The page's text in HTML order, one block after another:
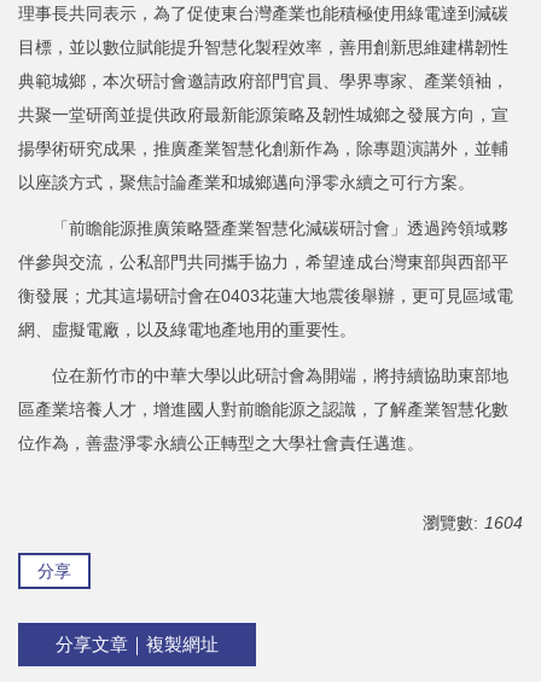
理事長共同表示，為了促使東台灣產業也能積極使用綠電達到減碳
目標，並以數位賦能提升智慧化製程效率，善用創新思維建構韌性
典範城鄉，本次研討會邀請政府部門官員、學界專家、產業領袖，
共聚一堂研啇並提供政府最新能源策略及韌性城鄉之發展方向，宣
揚學術研究成果，推廣產業智慧化創新作為，除專題演講外，並輔
以座談方式，聚焦討論產業和城鄉邁向淨零永續之可行方案。
「前瞻能源推廣策略暨產業智慧化減碳研討會」透過跨領域夥
伴參與交流，公私部門共同攜手協力，希望達成台灣東部與西部平
衡發展；尤其這場研討會在0403花蓮大地震後舉辦，更可見區域電
網、虛擬電廠，以及綠電地產地用的重要性。
位在新竹市的中華大學以此研討會為開端，將持續協助東部地
區產業培養人才，增進國人對前瞻能源之認識，了解產業智慧化數
位作為，善盡淨零永續公正轉型之大學社會責任邁進。
瀏覽數: 1604
分享
分享文章｜複製網址